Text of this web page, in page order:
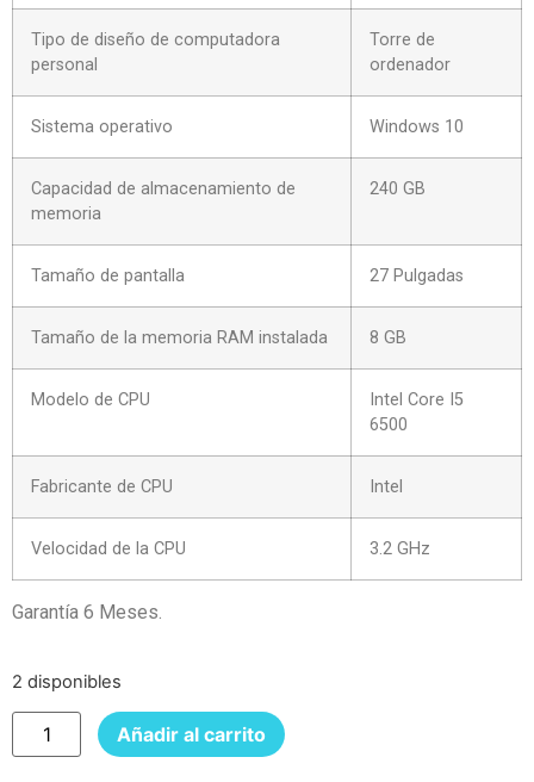
Tipo de diseño de computadora
personal
Torre de
ordenador
Sistema operativo Windows 10
Capacidad de almacenamiento de
memoria
240 GB
Tamaño de pantalla 27 Pulgadas
Tamaño de la memoria RAM instalada 8 GB
Modelo de CPU
Intel Core I5
6500
Fabricante de CPU Intel
Velocidad de la CPU 3.2 GHz
Garantía 6 Meses.
2 disponibles
Añadir al carrito